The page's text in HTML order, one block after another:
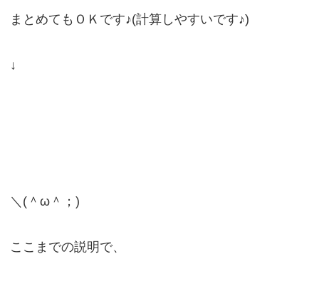
まとめてもＯＫです♪(計算しやすいです♪)
↓
＼(＾ω＾；)
ここまでの説明で、